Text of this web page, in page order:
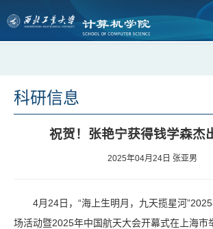
科研信息
祝贺！张艳宁获得钱学森杰
2025年04月24日 张亚男
4月24日，“海上生明月，九天揽星河
场活动暨2025年中国航天大会开幕式在上海市